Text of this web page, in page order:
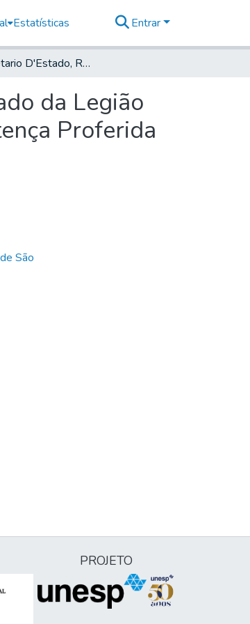
Estatísticas Entrar
Do Secretario D'Estado, Remettendo o Processo do Soldado da Legião Joaquim Diaz, Para o General fazer dada execução a Sentença Proferida no mesmo etc.
da Legião
Proferida
São
PROJETO